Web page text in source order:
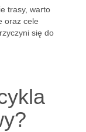
trasy, warto
oraz cele
się do